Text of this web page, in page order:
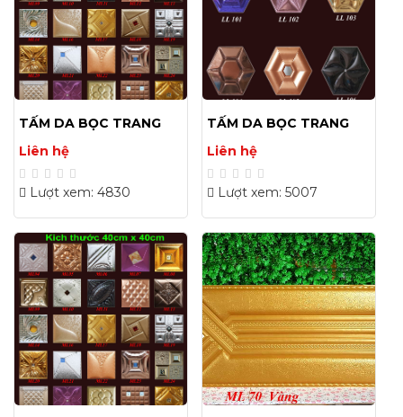
TẤM DA BỌC TRANG
TRÍ 40X40(CM)
Liên hệ
Lượt xem: 4830
TẤM DA BỌC TRANG
TRÍ 30X30(CM)
Liên hệ
Lượt xem: 5007